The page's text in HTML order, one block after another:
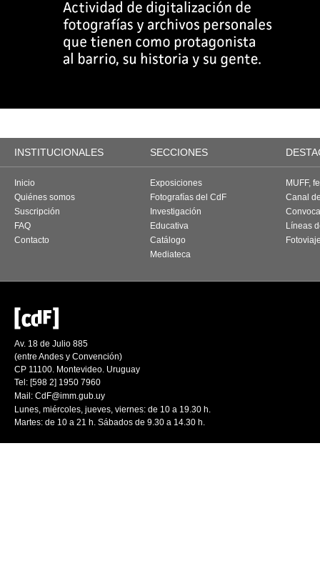
INSTITUCIONALES SECCIONES
Inicio
Quiénes somos
Suscripción
FAQ
Contacto
Exposiciones
Fotografías del CdF
Investigación
Educativa
Catálogo
Mediateca
MUFF,
Canal
Líneas
Av. 18 de Julio 885
(entre Andes y Convención)
CP 11100. Montevideo. Uruguay
Tel: [598 2] 1950 7960
Mail: CdF@imm.gub.uy
Lunes, miércoles, jueves, viernes: de 10 a 19.30 h.
Martes: de 10 a 21 h. Sábados de 9.30 a 14.30 h.